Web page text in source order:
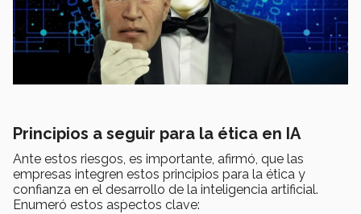
Principios a seguir para la ética en IA
Ante estos riesgos, es importante, afirmó, que las
empresas integren estos principios para la ética y
confianza en el desarrollo de la inteligencia artificial.
Enumeró estos aspectos clave: